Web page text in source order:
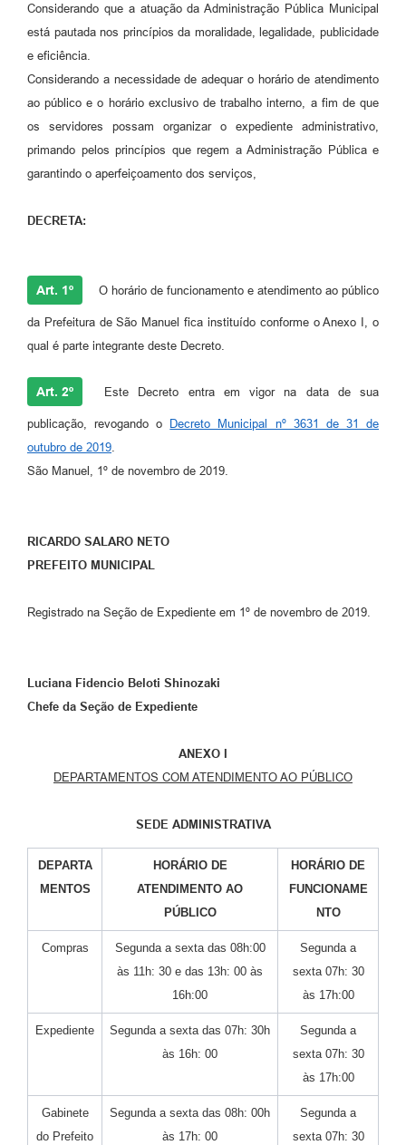
Considerando que a atuação da Administração Pública Municipal
está pautada nos princípios da moralidade, legalidade, publicidade
e eficiência.
Considerando a necessidade de adequar o horário de atendimento
ao público e o horário exclusivo de trabalho interno, a fim de que
os servidores possam organizar o expediente administrativo,
primando pelos princípios que regem a Administração Pública e
garantindo o aperfeiçoamento dos serviços,
DECRETA:
Art. 1º O horário de funcionamento e atendimento ao público
da Prefeitura de São Manuel fica instituído conforme o Anexo I, o
qual é parte integrante deste Decreto.
Art. 2º Este Decreto entra em vigor na data de sua
publicação, revogando o Decreto Municipal nº 3631 de 31 de
outubro de 2019
São Manuel, 1º de novembro de 2019.
RICARDO SALARO NETO
PREFEITO MUNICIPAL
Registrado na Seção de Expediente em 1º de novembro de 2019.
Luciana Fidencio Beloti Shinozaki
Chefe da Seção de Expediente
ANEXO I
DEPARTAMENTOS COM ATENDIMENTO AO PÚBLICO
SEDE ADMINISTRATIVA
DEPARTA
MENTOS
HORÁRIO DE
ATENDIMENTO AO
PÚBLICO
HORÁRIO DE
FUNCIONAME
NTO
Compras
Segunda a sexta das 08h:00
às 11h: 30 e das 13h: 00 às
16h:00
Segunda a
sexta 07h: 30
às 17h:00
Expediente
Segunda a sexta das 07h: 30h
às 16h: 00
Segunda a
sexta 07h: 30
às 17h:00
Gabinete
do Prefeito
Segunda a sexta das 08h: 00h
às 17h: 00
Segunda a
sexta 07h: 30